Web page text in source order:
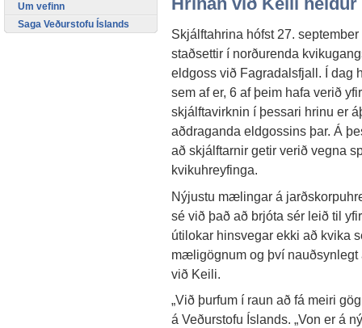
Skjálftahrina hófst 27.
staðsettir í norðurenda
eldgoss við Fagradalsfjall. Í dag
sem af er, 6 af þeim hafa verið
skjálftavirknin í þessari hrinu er
aðdraganda eldgossins þar. Á
að skjálftarnir getir verið vegna
kvikuhreyfinga.
Nýjustu mælingar á
sé við það að brjóta sér leið til
útilokar hinsvegar ekki að kvika
mæligögnum og því nauðsynlegt
við Keili.
„Við þurfum í raun að fá meiri
á Veðurstofu Íslands. „Von er á
Um vefinn
Saga Veðurstofu Íslands